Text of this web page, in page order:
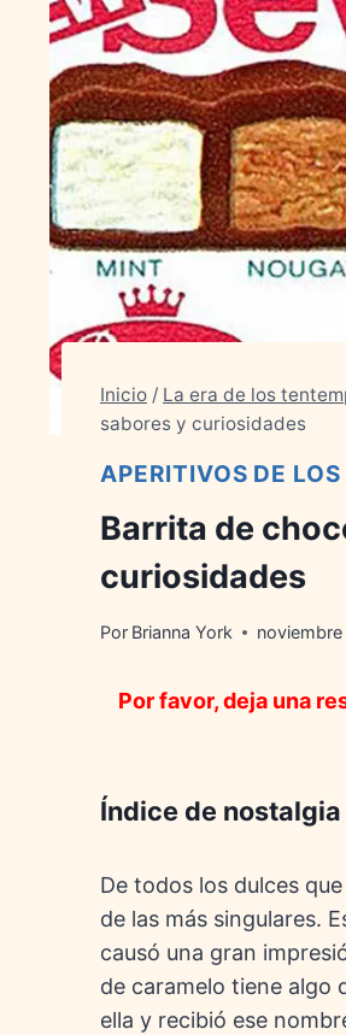
Inicio / La era de los
sabores y curiosidades
APERITIVOS DE
Barrita de
curiosidades
Por Brianna York noviembre
Por favor, deja una
Índice de nostalgia
De todos los dulces
de las más singulares.
causó una gran
de caramelo tiene algo
ella y recibió ese